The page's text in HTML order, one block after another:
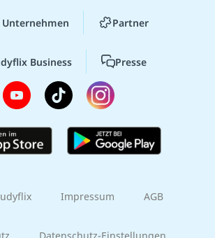
Partner
Business Presse
Impressum AGB
Datenschutz-Einstellungen